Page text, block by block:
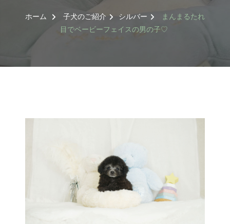
ホーム 子犬のご紹介 シルバー
まんまるたれ
目でベービーフェイスの男の子♡